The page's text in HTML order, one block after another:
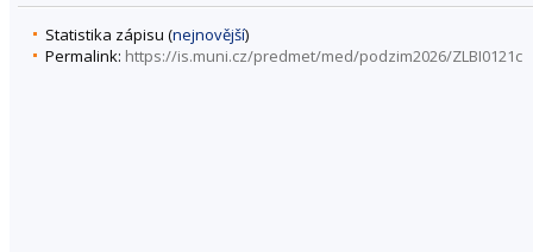
Statistika zápisu (nejnovější)
Permalink: https://is.muni.cz/predmet/med/podzim2026/ZLBI0121c